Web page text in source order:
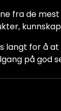
fra de
langt for å
på god